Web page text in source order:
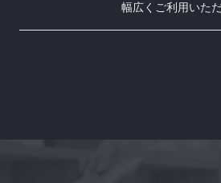
幅広くご利用いた